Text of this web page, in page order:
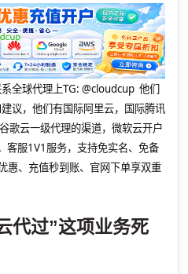
全球代理上TG: @cloudcup 他们
议，他们有国际阿里云，国际腾讯
歌云一级代理的渠道，微软云开户
客服1V1服务，支持免实名、免备
惠、充值秒到账、官网下单享双重
代过”这项业务死